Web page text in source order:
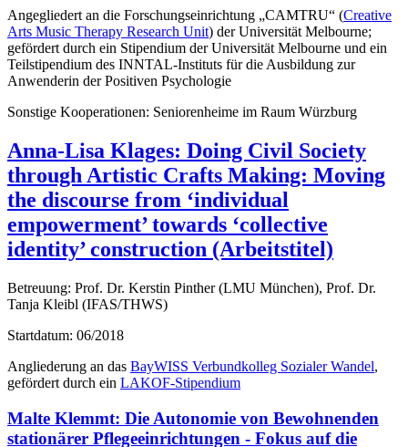
Angegliedert an die Forschungseinrichtung „CAMTRU“ (Creative
Arts Music Therapy Research Unit) der Universität Melbourne;
gefördert durch ein Stipendium der Universität Melbourne und ein
Teilstipendium des INNTAL-Instituts für die Ausbildung zur
Anwenderin der Positiven Psychologie
Sonstige Kooperationen: Seniorenheime im Raum Würzburg
Anna-Lisa Klages: Doing Civil Society
through Artistic Crafts Making: Moving
the discourse from ‘individual
empowerment’ towards ‘collective
identity’ construction (Arbeitstitel)
Betreuung: Prof. Dr. Kerstin Pinther (LMU München), Prof. Dr.
Tanja Kleibl (IFAS/THWS)
Startdatum: 06/2018
Angliederung an das BayWISS Verbundkolleg Sozialer Wandel,
gefördert durch ein LAKOF-Stipendium
Malte Klemmt: Die Autonomie von Bewohnenden
stationärer Pflegeeinrichtungen - Fokus auf die